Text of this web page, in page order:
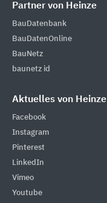
Partner von Heinze
BauDatenbank
BauDatenOnline
BauNetz
baunetz id
Aktuelles von Heinze
Facebook
Instagram
Pinterest
LinkedIn
Vimeo
Youtube